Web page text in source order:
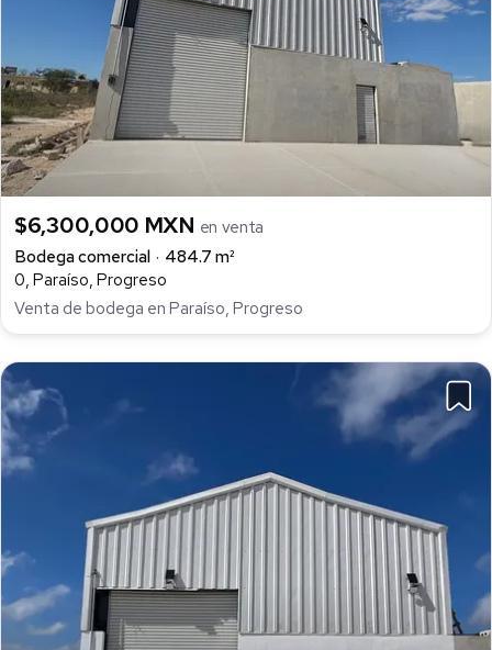
$6,300,000 MXN en venta
Bodega comercial
484.7 m²
0, Paraíso, Progreso
Venta de bodega en Paraíso, Progreso